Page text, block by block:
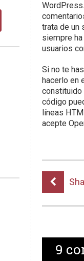
trata de un
siempre
usuarios
Si no te
hacerlo en
constituido
código
líneas
acepte
9